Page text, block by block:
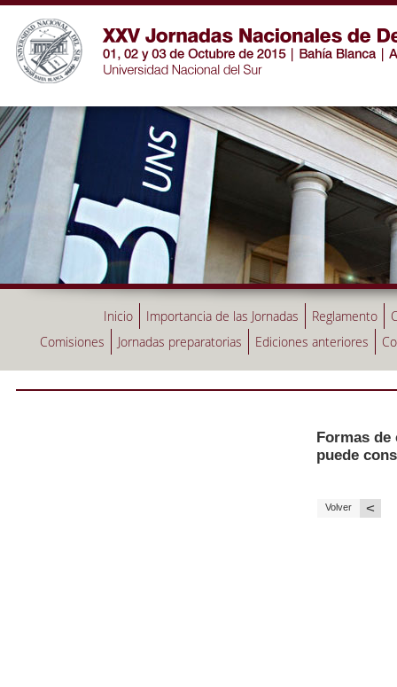
Inicio Importancia de las Jornadas Reglamento
Comisiones
Jornadas preparatorias Ediciones anteriores
Formas
puede
Volver <